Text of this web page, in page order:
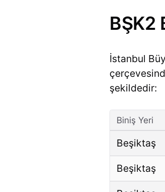
BŞK2
İstanbul
şekildedir:
Biniş Yeri
Beşiktaş
Beşiktaş